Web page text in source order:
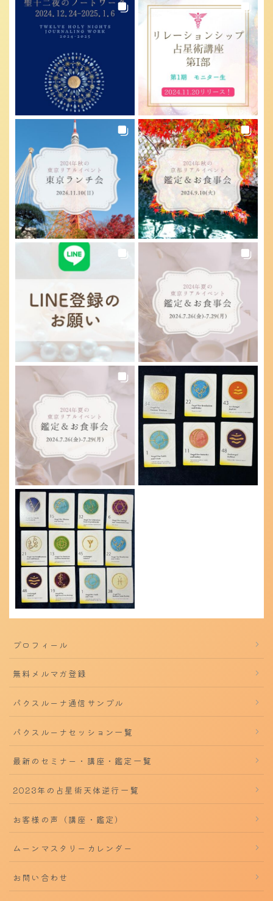
プロフィール
無料メルマガ登録
パクスルーナ通信サンプル
パクスルーナセッション一覧
最新のセミナー・講座・鑑定一覧
2023年の占星術天体逆行一覧
お客様の声（講座・鑑定）
ムーンマスタリーカレンダー
お問い合わせ